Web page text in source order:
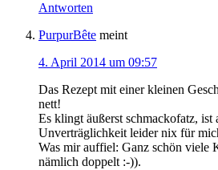
Antworten
PurpurBête meint
4. April 2014 um 09:57
Das Rezept mit einer kleinen
nett!
Es klingt äußerst schmackofatz, ist
Unverträglichkeit leider nix für
Was mir auffiel: Ganz schön viele
nämlich doppelt :-)).